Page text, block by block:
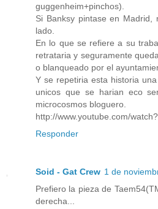
guggenheim+pinchos).
Si Banksy pintase en Madrid,
lado.
En lo que se refiere a su
retrataria y seguramente
o blanqueado por el
Y se repetiria esta historia
unicos que se harian eco
microcosmos bloguero.
http://www.youtube.com/
Responder
Soid - Gat Crew 1 de
Prefiero la pieza de
derecha...